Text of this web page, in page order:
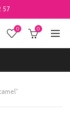
57
0 0